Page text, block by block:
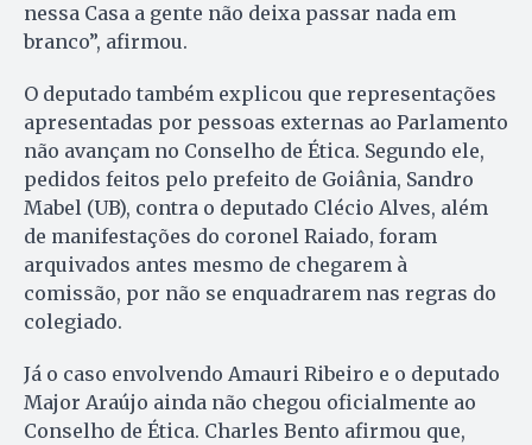
nessa Casa a gente não deixa passar nada em
branco”, afirmou.
O deputado também explicou que representações
apresentadas por pessoas externas ao Parlamento
não avançam no Conselho de Ética. Segundo ele,
pedidos feitos pelo prefeito de Goiânia, Sandro
Mabel (UB), contra o deputado Clécio Alves, além
de manifestações do coronel Raiado, foram
arquivados antes mesmo de chegarem à
comissão, por não se enquadrarem nas regras do
colegiado.
Já o caso envolvendo Amauri Ribeiro e o deputado
Major Araújo ainda não chegou oficialmente ao
Conselho de Ética. Charles Bento afirmou que,